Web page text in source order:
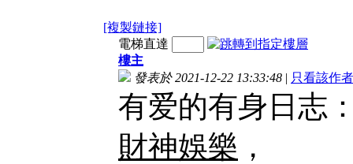
[複製鏈接]
電梯直達
樓主
發表於 2021-12-22 13:33:48 | 只看該作者
有爱的有身日志
財神娛樂 ，